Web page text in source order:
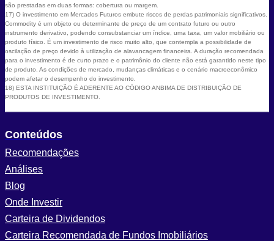
são prestadas em duas formas: cobertura ou margem.
17) O investimento em Mercados Futuros embute riscos de perdas patrimoniais significativos.
Commodity é um objeto ou determinante de preço de um contrato futuro ou outro
instrumento derivativo, podendo consubstanciar um índice, uma taxa, um valor mobiliário ou
produto físico. É um investimento de risco muito alto, que contempla a possibilidade de
oscilação de preço devido à utilização de alavancagem financeira. A duração recomendada
para o investimento é de curto prazo e o patrimônio do cliente não está garantido neste tipo
de produto. As condições de mercado, mudanças climáticas e o cenário macroeconômico
podem afetar o desempenho do investimento.
18) ESTA INSTITUIÇÃO É ADERENTE AO CÓDIGO ANBIMA DE DISTRIBUIÇÃO DE
PRODUTOS DE INVESTIMENTO.
Conteúdos
Recomendações
Análises
Blog
Onde Investir
Carteira de Dividendos
Carteira Recomendada de Fundos Imobiliários